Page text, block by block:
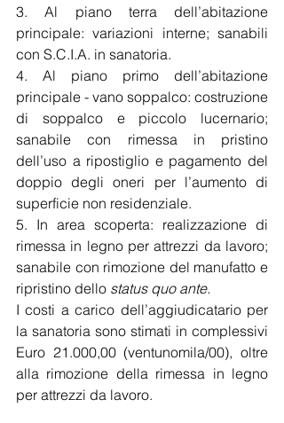
3. Al piano terra dell’abitazione
principale: variazioni interne; sanabili
con S.C.I.A. in sanatoria.
4. Al piano primo dell’abitazione
principale - vano soppalco: costruzione
di soppalco e piccolo lucernario;
sanabile con rimessa in pristino
dell’uso a ripostiglio e pagamento del
doppio degli oneri per l’aumento di
superficie non residenziale.
5. In area scoperta: realizzazione di
rimessa in legno per attrezzi da lavoro;
sanabile con rimozione del manufatto e
ripristino dello status quo ante.
I costi a carico dell’aggiudicatario per
la sanatoria sono stimati in complessivi
Euro 21.000,00 (ventunomila/00), oltre
alla rimozione della rimessa in legno
per attrezzi da lavoro.